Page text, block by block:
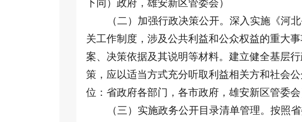
下同）政府，雄安新区管委会）
（二）加强行政决策公开。深入实施《河
关工作制度，涉及公共利益和公众权益的重大
案、决策依据及其说明等材料。建立健全基层
策，应以适当方式充分听取利益相关方和社会
位：省政府各部门，各市政府，雄安新区管委会
（三）实施政务公开目录清单管理。按照